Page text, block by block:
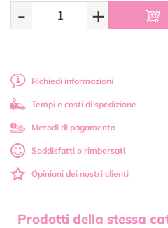
- +
Richiedi informazioni
Tempi e costi di spedizione
Metodi di pagamento
Soddisfatti o rimborsati
Opinioni dei nostri clienti
Prodotti della stessa